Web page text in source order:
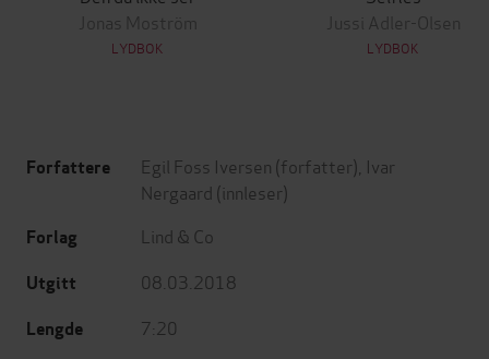
Jonas Moström
LYDBOK
Jussi Adler-Olsen
LYDBOK
Forfattere Egil Foss Iversen (forfatter), Ivar
Nergaard (innleser)
Forlag Lind & Co
Utgitt 08.03.2018
Lengde 7:20